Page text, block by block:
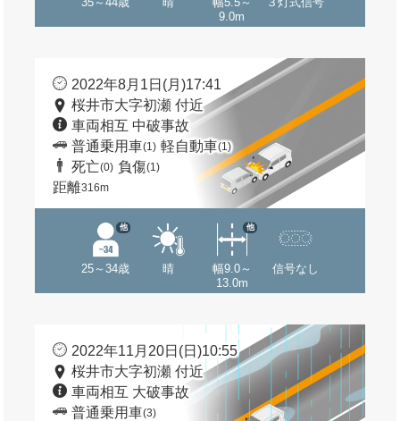
9.0m
2022年8月1日(月)17:41
桜井市大字初瀬 付近
車両相互 中破事故
普通乗用車(1) 軽自動車(1)
死亡(0) 負傷(1)
距離316m
25～34歳
他
晴
幅9.0～
13.0m
他
信号なし
2022年11月20日(日)10:55
桜井市大字初瀬 付近
車両相互 大破事故
普通乗用車(3)